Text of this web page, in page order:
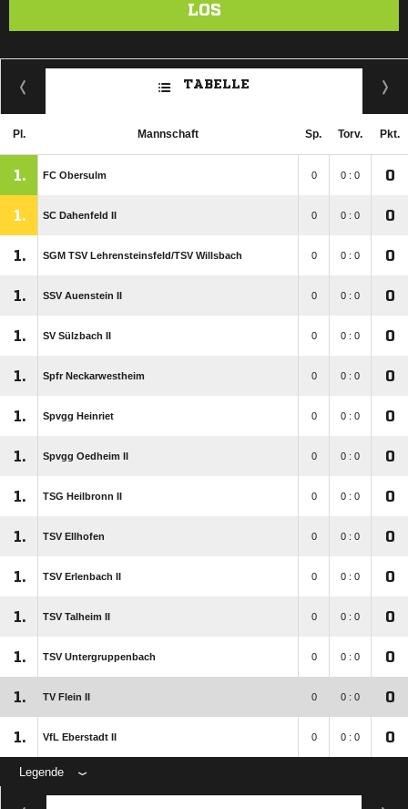
LOS
TABELLE
Pl. Mannschaft Sp. Torv. Pkt.
1. FC Obersulm 0 0 : 0 0
1. SC Dahenfeld II 0 0 : 0 0
1. SGM TSV Lehrensteinsfeld/​TSV Willsbach 0 0 : 0 0
1. SSV Auenstein II 0 0 : 0 0
1. SV Sülzbach II 0 0 : 0 0
1. Spfr Neckarwestheim 0 0 : 0 0
1. Spvgg Heinriet 0 0 : 0 0
1. Spvgg Oedheim II 0 0 : 0 0
1. TSG Heilbronn II 0 0 : 0 0
1. TSV Ellhofen 0 0 : 0 0
1. TSV Erlenbach II 0 0 : 0 0
1. TSV Talheim II 0 0 : 0 0
1. TSV Untergruppenbach 0 0 : 0 0
1. TV Flein II 0 0 : 0 0
1. VfL Eberstadt II 0 0 : 0 0
Legende